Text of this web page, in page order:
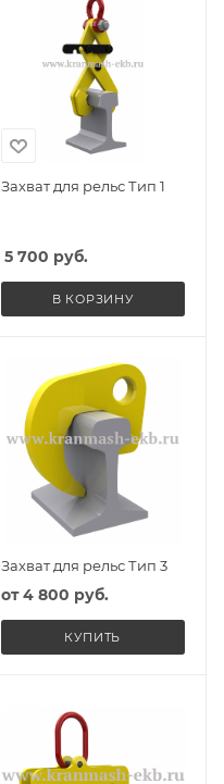
Захват для рельс Тип 1
5 700 руб.
В КОРЗИНУ
Захват для рельс Тип 3
от4 800 руб.
КУПИТЬ